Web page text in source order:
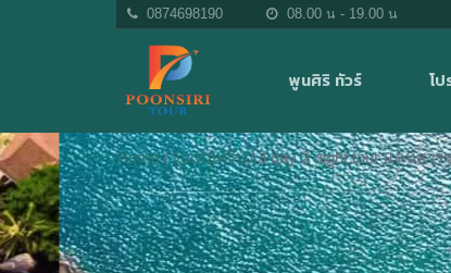
0874698190 08.00 น - 19.00 น
พูนศิริ ทัวร์ โป
Home วันเดย์ทริป 3 day 2 night tour แดนสว